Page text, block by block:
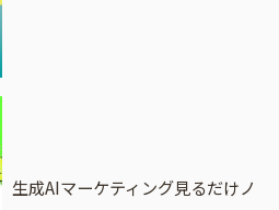
生成AIマーケティング見るだけノ